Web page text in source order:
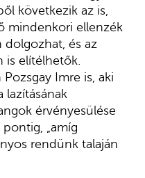
következik az is,
mindenkori ellenzék
dolgozhat, és az
is elítélhetők.
Imre is, aki
lazításának
érvényesülése
„amíg
rendünk talaján